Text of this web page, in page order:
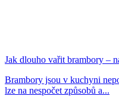
Jak dlouho vařit brambory –
Brambory jsou v kuchyni
lze na nespočet způsobů a...